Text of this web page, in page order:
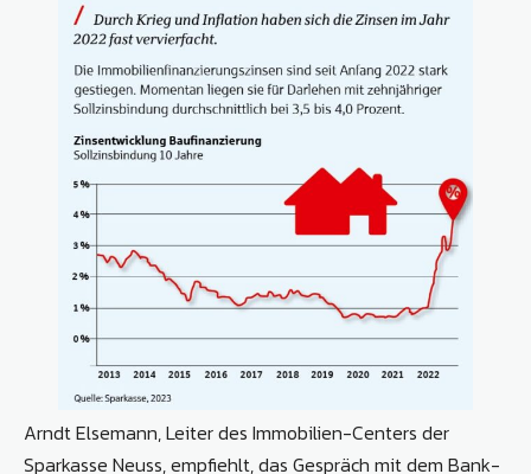
Arndt Elsemann, Leiter des Immobi­lien-Centers der
Sparkasse Neuss, empfiehlt, das Gespräch mit dem Bank-